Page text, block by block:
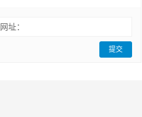
网址：
提交